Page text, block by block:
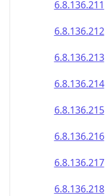
6.8.136.211
6.8.136.212
6.8.136.213
6.8.136.214
6.8.136.215
6.8.136.216
6.8.136.217
6.8.136.218